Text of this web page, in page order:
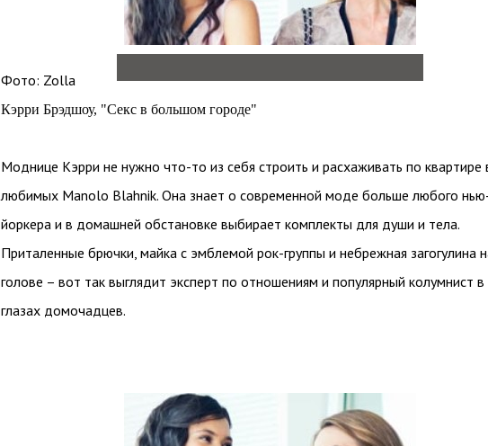
Фото: Zolla
Кэрри Брэдшоу, "Секс в большом городе"
Моднице Кэрри не нужно что-то из себя строить и расхаживать по квартире
любимых Manolo Blahnik. Она знает о современной моде больше любого
йоркера и в домашней обстановке выбирает комплекты для души и тела.
Приталенные брючки, майка с эмблемой рок-группы и небрежная загогулина
голове – вот так выглядит эксперт по отношениям и популярный колумнист в
глазах домочадцев.